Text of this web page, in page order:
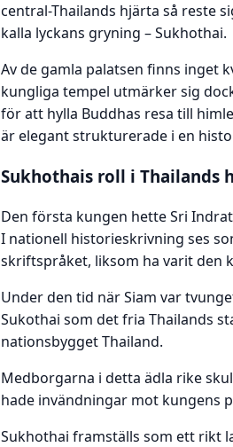
central-Thailands hjärta så reste
kalla lyckans gryning – Sukhothai.
Av de gamla palatsen finns inget
kungliga tempel utmärker sig
för att hylla Buddhas resa till
är elegant strukturerade i en
Sukhothais roll i Thailands
Den första kungen hette Sri
I nationell historieskrivning ses
skriftspråket, liksom ha varit den
Under den tid när Siam var
Sukothai som det fria Thailands
nationsbygget Thailand.
Medborgarna i detta ädla rike
hade invändningar mot kungens
Sukhothai framställs som ett rikt